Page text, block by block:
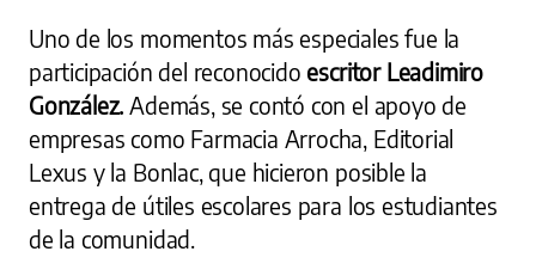
Uno de los momentos más especiales fue la
participación del reconocido escritor Leadimiro
González.Además, se contó con el apoyo de
empresas como Farmacia Arrocha, Editorial
Lexus y la Bonlac, que hicieron posible la
entrega de útiles escolares para los estudiantes
de la comunidad.